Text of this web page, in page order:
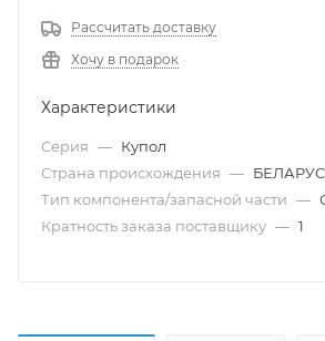
Рассчитать доставку
Хочу в подарок
Характеристики
Серия — Купол
Страна происхождения —
Тип компонента/запасной части —
Кратность заказа поставщику — 1